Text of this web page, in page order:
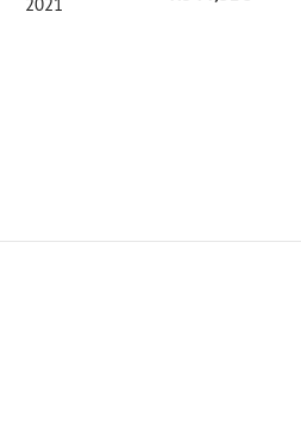
2021